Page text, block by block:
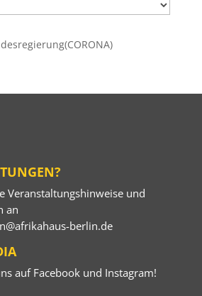
Veranstaltungshinweise und
an
berlin.de
auf Facebookund Instagram!